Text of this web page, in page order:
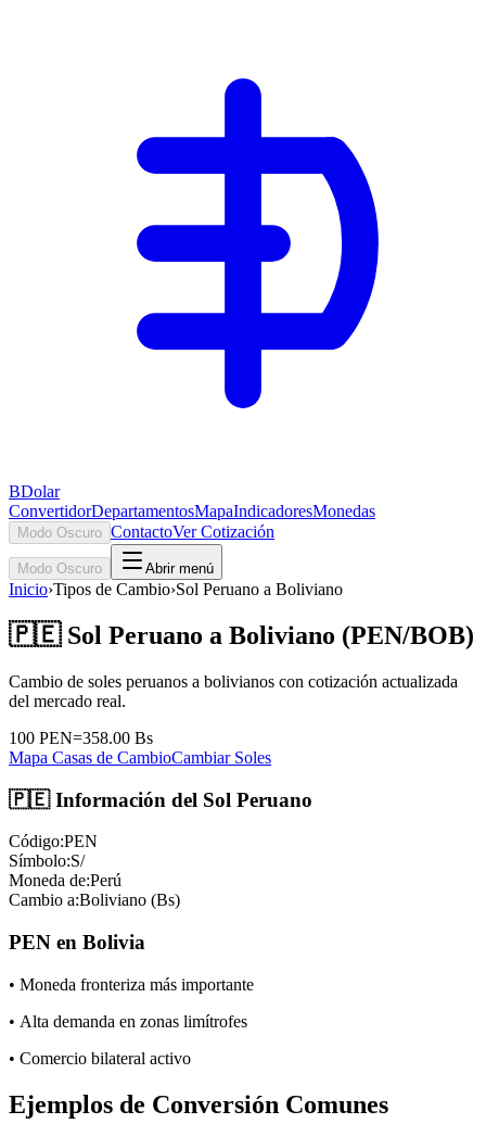
BDolar
ConvertidorDepartamentosMapaIndicadoresMonedas
Modo Oscuro ContactoVer Cotización
Modo Oscuro Abrir menú
Inicio›Tipos de Cambio›Sol Peruano a Boliviano
🇵🇪 Sol Peruano a Boliviano (PEN/BOB)
Cambio de soles peruanos a bolivianos con cotización actualizada
del mercado real.
100 PEN=358.00 Bs
Mapa Casas de CambioCambiar Soles
🇵🇪 Información del Sol Peruano
Código:PEN
Símbolo:S/
Moneda de:Perú
Cambio a:Boliviano (Bs)
PEN en Bolivia
• Moneda fronteriza más importante
• Alta demanda en zonas limítrofes
• Comercio bilateral activo
Ejemplos de Conversión Comunes